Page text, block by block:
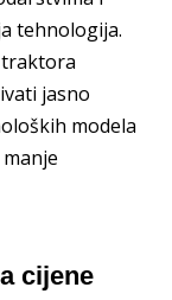
tehnologija.
traktora
jasno
modela
cijene